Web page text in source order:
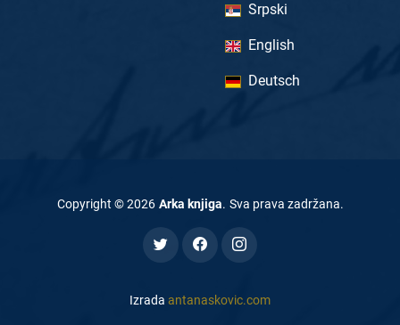
Srpski
English
Deutsch
Copyright ©2026 Arka knjiga. Sva prava zadržana.
Izrada antanaskovic.com